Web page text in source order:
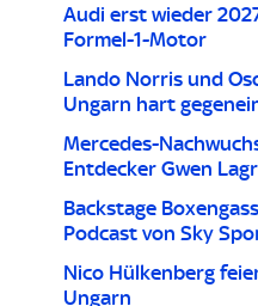
Audi erst wieder
Formel-1-Motor
Lando Norris und
Ungarn hart
Mercedes-
Entdecker Gwen
Backstage
Podcast von Sky
Nico Hülkenberg
Ungarn